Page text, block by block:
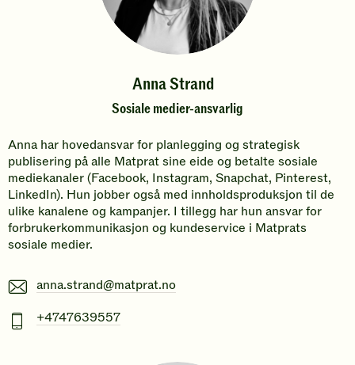
Anna Strand
Sosiale medier-ansvarlig
Anna har hovedansvar for planlegging og strategisk
publisering på alle Matprat sine eide og betalte sosiale
mediekanaler (Facebook, Instagram, Snapchat, Pinterest,
LinkedIn). Hun jobber også med innholdsproduksjon til de
ulike kanalene og kampanjer. I tillegg har hun ansvar for
forbrukerkommunikasjon og kundeservice i Matprats
sosiale medier.
E-
anna.strand@matprat.no
Mobiltelefonnummer
+4747639557